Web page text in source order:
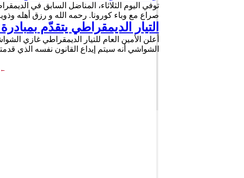
توفي اليوم الثلاثاء، المناضل السابق في
صراع مع وباء كورونا. رحمه الله و رزق أهله
التيار الديمقراطي يتقدّم
أعلن الأمين العام للتيار الديمقراطي غازي
الشواشي أنه سيتم إيداع القانون نفسه الذي
←